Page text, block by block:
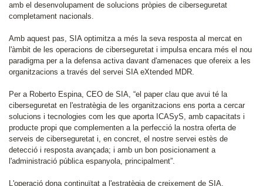
amb el desenvolupament de solucions pròpies de ciberseguretat
completament nacionals.
Amb aquest pas, SIA optimitza a més la seva resposta al mercat en
l'àmbit de les operacions de ciberseguretat i impulsa encara més el nou
paradigma per a la defensa activa davant d'amenaces que ofereix a les
organitzacions a través del servei SIA eXtended MDR.
Per a Roberto Espina, CEO de SIA, “el paper clau que avui té la
ciberseguretat en l'estratègia de les organitzacions ens porta a cercar
solucions i tecnologies com les que aporta ICASyS, amb capacitats i
producte propi que complementen a la perfecció la nostra oferta de
serveis de ciberseguretat i, en concret, el nostre servei estès de
detecció i resposta avançada; i amb un bon posicionament a
l'administració pública espanyola, principalment”.
L'operació dona continuïtat a l'estratègia de creixement de SIA,